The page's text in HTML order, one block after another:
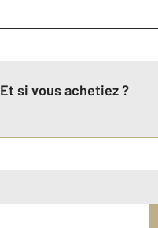
Et si vous achetiez ?